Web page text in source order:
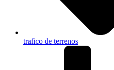
trafico de terrenos